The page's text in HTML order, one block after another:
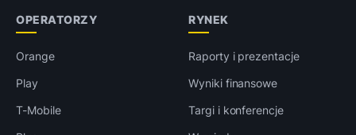
OPERATORZY
Orange
Play
T-Mobile
RYNEK
Raporty i prezentacje
Wyniki finansowe
Targi i konferencje